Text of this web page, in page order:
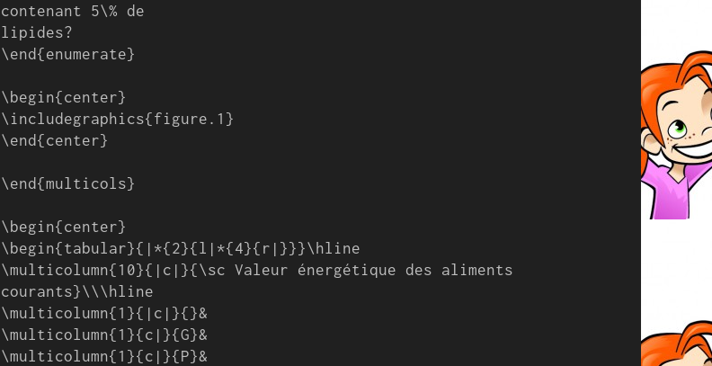
contenant 5\% de
lipides?
\end{enumerate}
\begin{center}
\includegraphics{figure.1}
\end{center}
\end{multicols}
\begin{center}
\begin{tabular}{|*{2}{l|*{4}{r|}}}\hline
\multicolumn{10}{|c|}{\sc Valeur énergétique des aliments
courants}\\\hline
\multicolumn{1}{|c|}{}&
\multicolumn{1}{c|}{G}&
\multicolumn{1}{c|}{P}&